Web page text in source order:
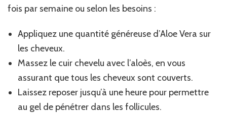
fois par semaine ou selon les besoins :
Appliquez une quantité généreuse d’Aloe Vera sur
les cheveux.
Massez le cuir chevelu avec l’aloès, en vous
assurant que tous les cheveux sont couverts.
Laissez reposer jusqu’à une heure pour permettre
au gel de pénétrer dans les follicules.